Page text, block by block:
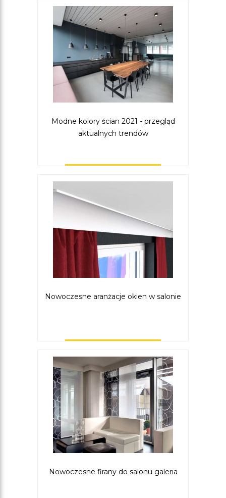
Modne kolory ścian 2021 - przegląd
aktualnych trendów
Nowoczesne aranżacje okien w salonie
Nowoczesne firany do salonu galeria